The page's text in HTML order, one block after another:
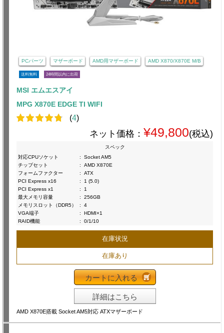
PCパーツ マザーボード AMD用マザーボード AMD X870/X870E M/B
送料無料 24時間以内に出荷
MSI エムエスアイ
MPG X870E EDGE TI WIFI
(4)
ネット価格： ¥49,800(税込)
スペック
対応CPUソケット
:
Socket AM5
チップセット
:
AMD X870E
フォームファクター
:
ATX
PCI Express x16
:
1 (5.0)
PCI Express x1
:
1
最大メモリ容量
:
256GB
メモリスロット（DDR5）
:
4
VGA端子
:
HDMI×1
RAID機能
: 0/1/10
在庫状況
在庫あり
カートに入れる
詳細はこちら
AMD X870E搭載 Socket AM5対応 ATXマザーボード